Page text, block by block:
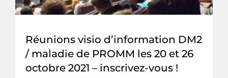
Réunions visio d’information DM2
/ maladie de PROMM les 20 et 26
octobre 2021 – inscrivez-vous !